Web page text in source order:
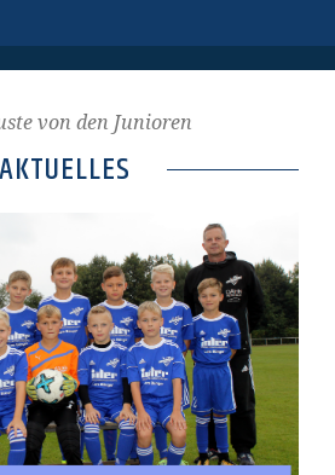
von den Junioren
AKTUELLES